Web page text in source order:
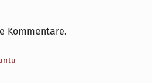
Kommentare.